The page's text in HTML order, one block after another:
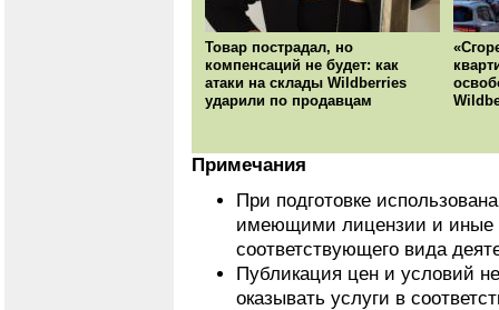
Товар пострадал, но
компенсаций не будет: как
атаки на склады Wildberries
ударили по продавцам
Примечания
При подготовке
имеющими лицензии и иные
соответствующего вида
Публикация цен и условий
оказывать услуги в